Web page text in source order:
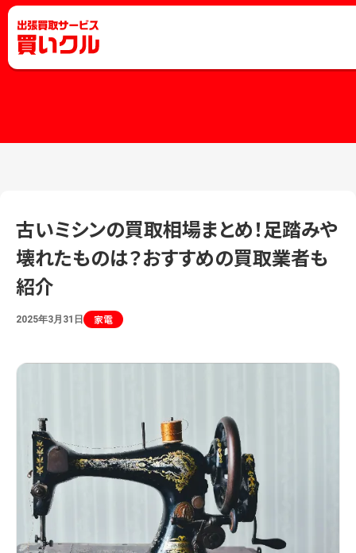
古いミシンの買取相場まとめ！足踏みや
壊れたものは？おすすめの買取業者も
紹介
2025年3月31日 家電